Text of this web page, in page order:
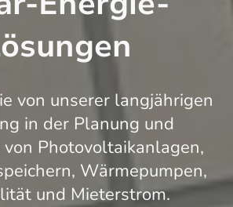
von unserer langjährigen
in der Planung und
Photovoltaikanlagen,
eichern, Wärmepumpen,
und Mieterstrom.